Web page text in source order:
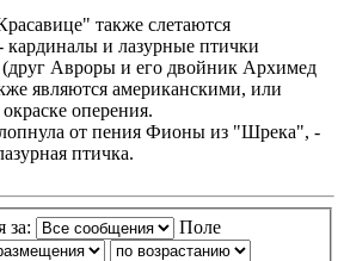
также слетаются
кардиналы и лазурные птички
Авроры и его двойник Архимед
являются американскими, или
оперения.
от пения Фионы из "Шрека", -
птичка.
за:
Поле